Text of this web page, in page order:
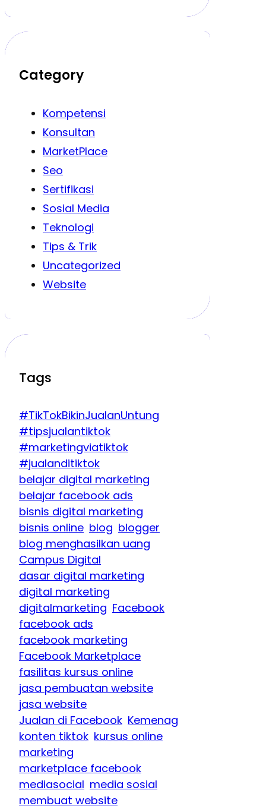
Category
Kompetensi
Konsultan
MarketPlace
Seo
Sertifikasi
Sosial Media
Teknologi
Tips & Trik
Uncategorized
Website
Tags
#TikTokBikinJualanUntung
#tipsjualantiktok
#marketingviatiktok
#jualanditiktok
belajar digital marketing
belajar facebook ads
bisnis digital marketing
bisnis online blog blogger
blog menghasilkan uang
Campus Digital
dasar digital marketing
digital marketing
digitalmarketing Facebook
facebook ads
facebook marketing
Facebook Marketplace
fasilitas kursus online
jasa pembuatan website
jasa website
Jualan di Facebook Kemenag
konten tiktok kursus online
marketing
marketplace facebook
mediasocial media sosial
membuat website